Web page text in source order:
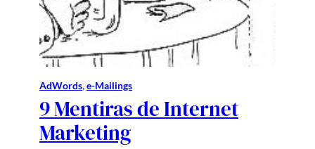
AdWords, e-Mailings
9 Mentiras de Internet
Marketing